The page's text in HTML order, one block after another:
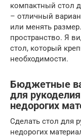
компактный стол
– отличный
или менять
пространство. Я
стол, который
необходимости.
Бюджетные
для
недорогих
Сделать стол для
недорогих